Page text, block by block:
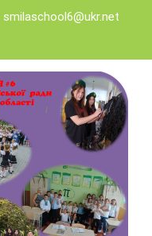
smilaschool6@ukr.net